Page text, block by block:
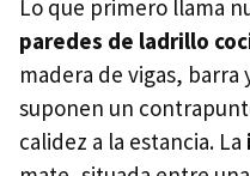
Lo que primero llama
paredes de ladrillo
madera de vigas,
suponen un
calidez a la estancia. La